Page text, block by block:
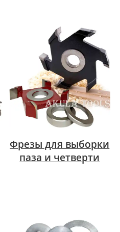
Фрезы для выборки
паза и четверти